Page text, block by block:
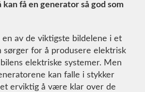
kan få en generator så god som
av de viktigste bildelene i et
sørger for å produsere elektrisk
elektriske systemer. Men
kan falle i stykker
erviktig å være klar over de